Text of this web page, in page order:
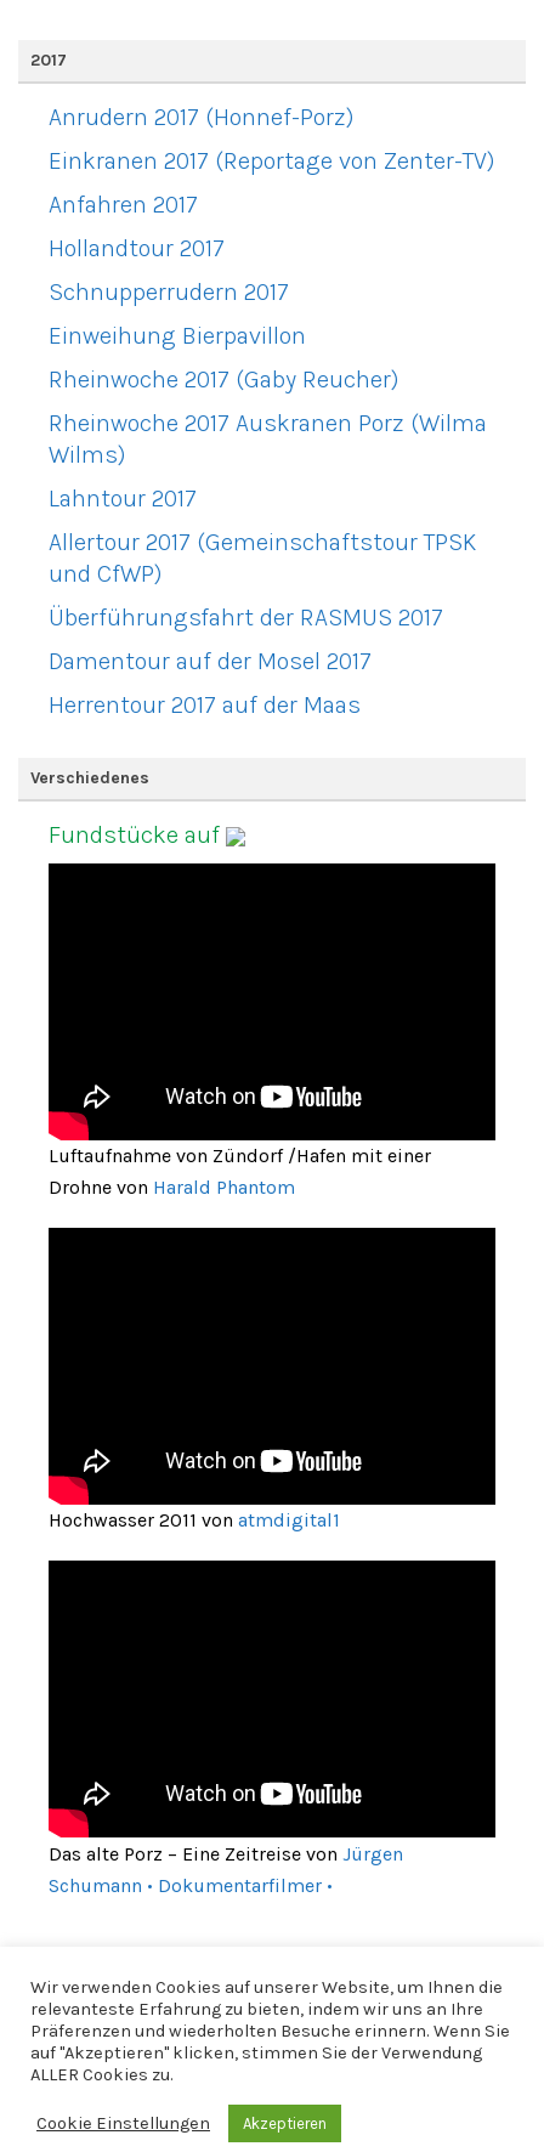
2017
Anrudern 2017 (Honnef-Porz)
Einkranen 2017 (Reportage von Zenter-TV)
Anfahren 2017
Hollandtour 2017
Schnupperrudern 2017
Einweihung Bierpavillon
Rheinwoche 2017 (Gaby Reucher)
Rheinwoche 2017 Auskranen Porz (Wilma
Wilms)
Lahntour 2017
Allertour 2017 (Gemeinschaftstour TPSK
und CfWP)
Überführungsfahrt der RASMUS 2017
Damentour auf der Mosel 2017
Herrentour 2017 auf der Maas
Verschiedenes
Fundstücke auf
Luftaufnahme von Zündorf /Hafen mit einer
Drohne von Harald Phantom
Hochwasser 2011 von atmdigital1
Das alte Porz – Eine Zeitreise von Jürgen
Schumann • Dokumentarfilmer •
Impressum|Datenschutzerklärung
Wir verwenden Cookies auf unserer Website, um Ihnen die
relevanteste Erfahrung zu bieten, indem wir uns an Ihre
Präferenzen und wiederholten Besuche erinnern. Wenn Sie
auf "Akzeptieren" klicken, stimmen Sie der Verwendung
ALLER Cookies zu.
Cookie Einstellungen Akzeptieren